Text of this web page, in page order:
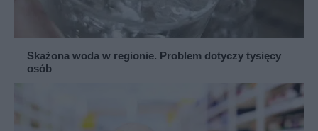
Skażona woda w regionie. Problem dotyczy tysięcy
osób